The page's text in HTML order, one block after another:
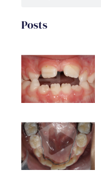
Posts